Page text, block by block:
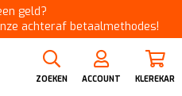
geld?
achteraf betaalmethodes!
ZOEKEN ACCOUNT KLEREKAR